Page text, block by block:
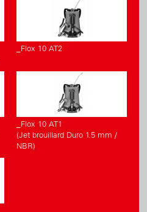
_Flox 10 AT2
_Flox 10 AT1
(Jet brouillard Duro 1.5 mm /
NBR)